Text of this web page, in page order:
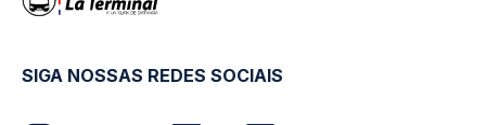
SIGA NOSSAS REDES SOCIAIS